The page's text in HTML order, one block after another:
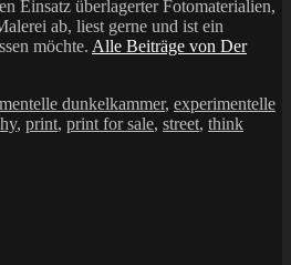
Einsatz überlagerter Fotomaterialien,
ab, liest gerne und ist ein
möchte. Alle Beiträge von Der
dunkelkammer, experimentelle
, print, print for sale, street, think